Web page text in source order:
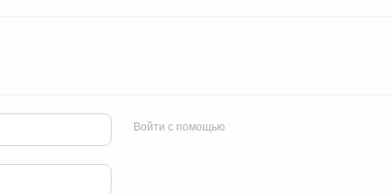
Войти с помощью